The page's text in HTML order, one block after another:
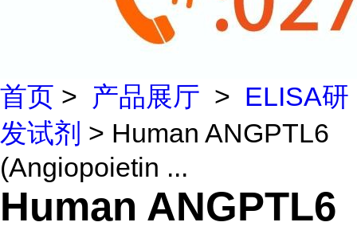
首页 > 产品展厅 > ELISA研
发试剂 > Human ANGPTL6
(Angiopoietin ...
Human ANGPTL6